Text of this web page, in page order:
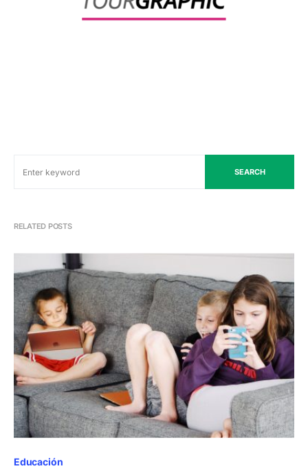
SEARCH
RELATED POSTS
Educación